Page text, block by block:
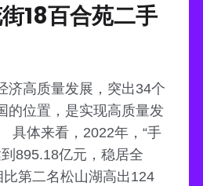
18百合苑二手
济高质量发展，突出34个
的位置，是实现高质量发
具体来看，2022年，“手
895.18亿元，稳居全
比第二名松山湖高出124